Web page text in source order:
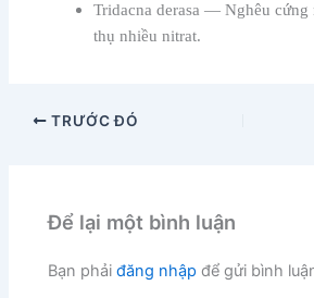
Tridacna derasa — Nghêu cứng
thụ nhiều nitrat.
TRƯỚC ĐÓ
Để lại một bình luận
Bạn phảiđăng nhập để gửi bình